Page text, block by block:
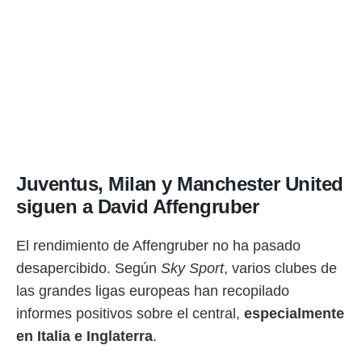
el
o a través
de
de
con el
Juventus, Milan y Manchester United
siguen a David Affengruber
El rendimiento de Affengruber no ha pasado
desapercibido. Según Sky Sport, varios clubes de
las grandes ligas europeas han recopilado
informes positivos sobre el central, especialmente
en Italia e Inglaterra.